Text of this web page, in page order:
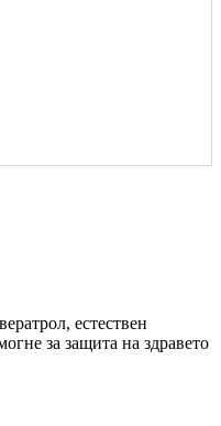
естествен
за защита на здравето